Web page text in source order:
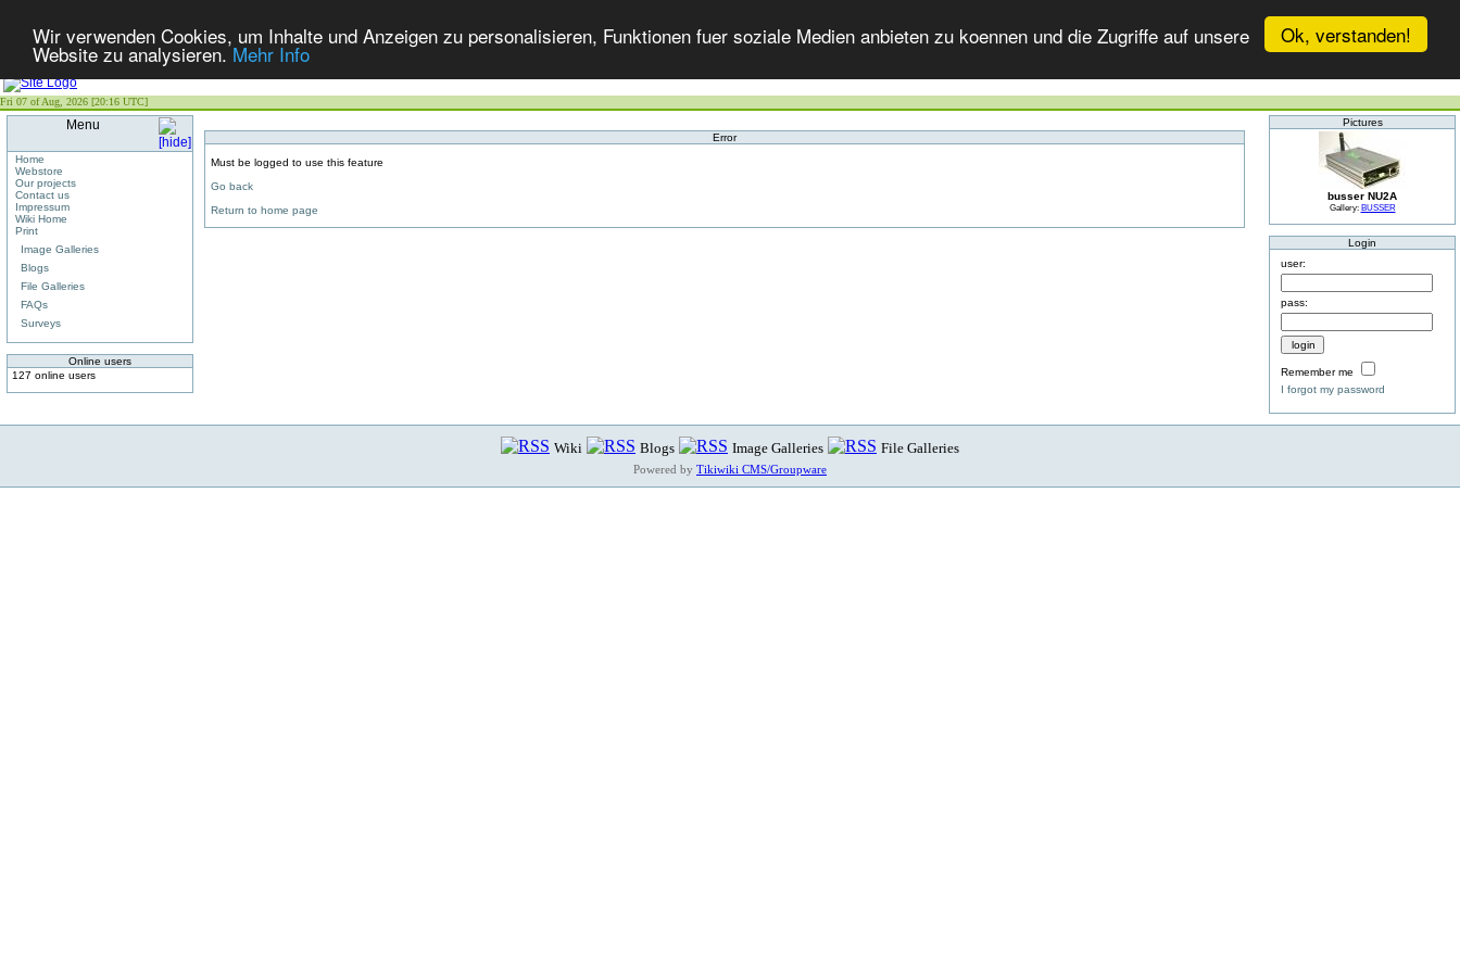
Ok, verstanden!
Wir verwenden Cookies, um Inhalte und Anzeigen zu personalisieren, Funktionen fuer soziale Medien anbieten zu koennen und die Zugriffe auf unsere
Website zu analysieren.Mehr Info
Fri 07 of Aug, 2026 [20:16 UTC]
Menu
Home
Webstore
Our projects
Contact us
Impressum
Wiki Home
Print
Image Galleries
Blogs
File Galleries
FAQs
Surveys
Online users
127 online users
Error
Must be logged to use this feature
Go back
Return to home page
Pictures
busser NU2A
Gallery: BUSSER
Login
user:
pass:
Remember me
I forgot my password
Wiki Blogs Image Galleries File Galleries
Powered by Tikiwiki CMS/Groupware